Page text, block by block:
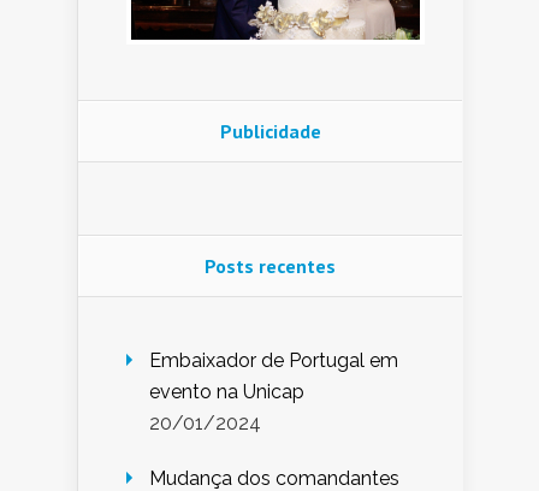
Publicidade
Posts recentes
Embaixador de Portugal em
evento na Unicap
20/01/2024
Mudança dos comandantes